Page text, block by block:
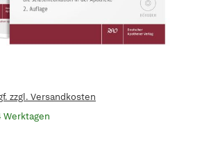
zzgl. Versandkosten
Werktagen